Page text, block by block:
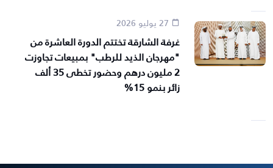
غرفة الشارقة تختتم الدورة العاشرة من
"مهرجان الذيد للرطب" بمبيعات تجاوزت
2 مليون درهم وحضور تخطى 35 ألف
زائر بنمو 15%